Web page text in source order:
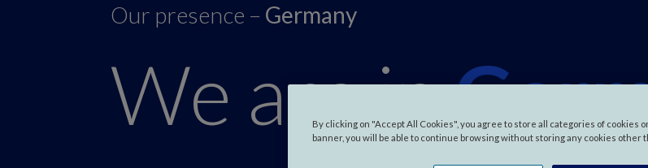
Our presence – Germany
We are inBy clicking on "Accept All Cookies", you agree to store all categories of cookies
banner, you will be able to continue browsing without storing any cookies other